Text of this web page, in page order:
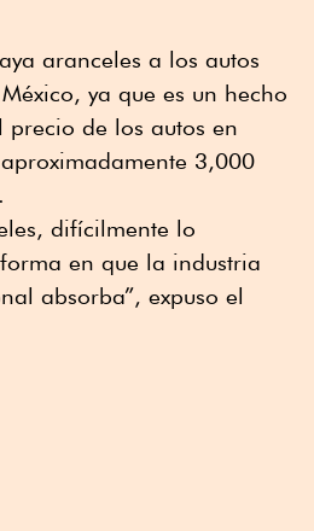
aranceles a los autos
ya que es un hecho
de los autos en
3,000
difícilmente lo
en que la industria
absorba”, expuso el